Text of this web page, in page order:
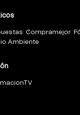
Compramejor
Ambiente